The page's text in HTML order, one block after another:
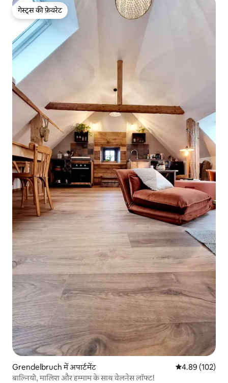
गेस्ट्स की फ़ेवरेट
गेस्ट्स की फ़ेवरेट
Grendelbruch में अपार्टमेंट औसत रेटिंग 5 में से
4.89 (102)
बाल्नियो, मालिश और हम्माम के साथ वेलनेस लॉफ्ट!